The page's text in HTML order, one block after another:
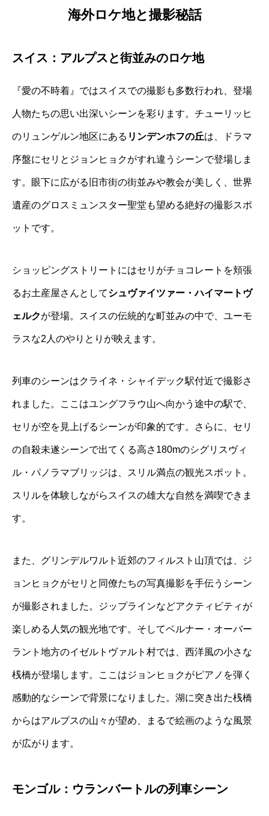
海外ロケ地と撮影秘話
スイス：アルプスと街並みのロケ地
『愛の不時着』ではスイスでの撮影も多数行われ、登場
人物たちの思い出深いシーンを彩ります。チューリッヒ
のリュンゲルン地区にある リンデンホフの丘は、ドラマ
序盤にセリとジョンヒョクがすれ違うシーンで登場しま
す。眼下に広がる旧市街の街並みや教会が美しく、世界
遺産のグロスミュンスター聖堂も望める絶好の撮影スポ
ットです。
ショッピングストリートにはセリがチョコレートを頬張
るお土産屋さんとしてシュヴァイツァー・ハイマートヴ
ェルクが登場。スイスの伝統的な町並みの中で、ユーモ
ラスな2人のやりとりが映えます。
列車のシーンはクライネ・シャイデック駅付近で撮影さ
れました。ここはユングフラウ山へ向かう途中の駅で、
セリが空を見上げるシーンが印象的です。さらに、セリ
の自殺未遂シーンで出てくる高さ180mのシグリスヴィ
ル・パノラマブリッジは、スリル満点の観光スポット。
スリルを体験しながらスイスの雄大な自然を満喫できま
す。
また、グリンデルワルト近郊のフィルスト山頂では、ジ
ョンヒョクがセリと同僚たちの写真撮影を手伝うシーン
が撮影されました。ジップラインなどアクティビティが
楽しめる人気の観光地です。そしてベルナー・オーバー
ラント地方のイゼルトヴァルト村では、西洋風の小さな
桟橋が登場します。ここはジョンヒョクがピアノを弾く
感動的なシーンで背景になりました。湖に突き出た桟橋
からはアルプスの山々が望め、まるで絵画のような風景
が広がります。
モンゴル：ウランバートルの列車シーン